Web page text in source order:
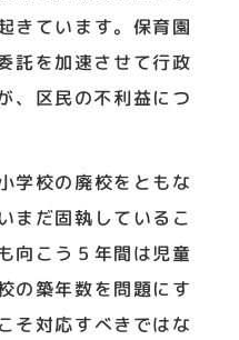
きています。保育園
託を加速させて行政
、区民の不利益につ
学校の廃校をともな
まだ固執しているこ
向こう５年間は児童
の築年数を問題にす
そ対応すべきではな